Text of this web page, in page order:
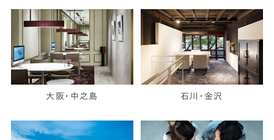
大阪・中之島 石川・金沢